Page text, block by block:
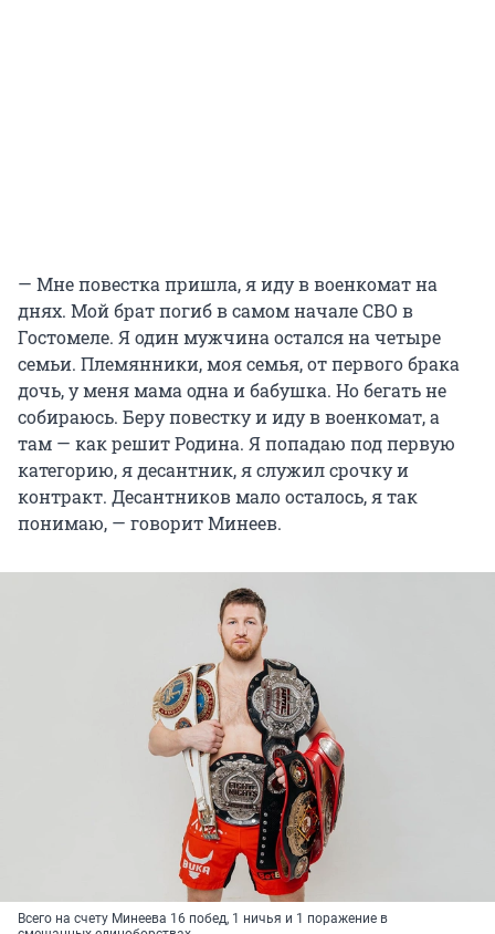
— Мне повестка пришла, я иду в военкомат на
днях. Мой брат погиб в самом начале СВО в
Гостомеле. Я один мужчина остался на четыре
семьи. Племянники, моя семья, от первого брака
дочь, у меня мама одна и бабушка. Но бегать не
собираюсь. Беру повестку и иду в военкомат, а
там — как решит Родина. Я попадаю под первую
категорию, я десантник, я служил срочку и
контракт. Десантников мало осталось, я так
понимаю, — говорит Минеев.
Всего на счету Минеева 16 побед, 1 ничья и 1 поражение в